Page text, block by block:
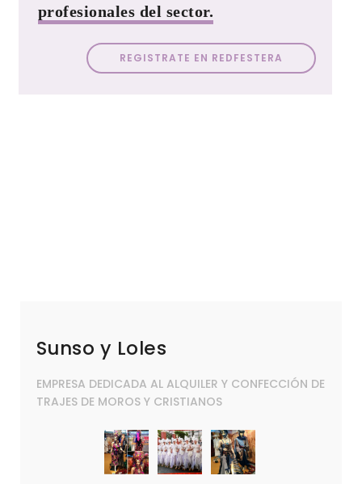
profesionales del sector.
REGISTRATE EN REDFESTERA
Sunso y Loles
EMPRESA DEDICADA AL ALQUILER Y CONFECCIÓN DE
TRAJES DE MOROS Y CRISTIANOS